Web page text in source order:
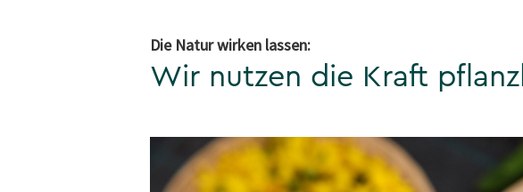
Die Natur wirken lassen:
Wir nutzen die Kraft